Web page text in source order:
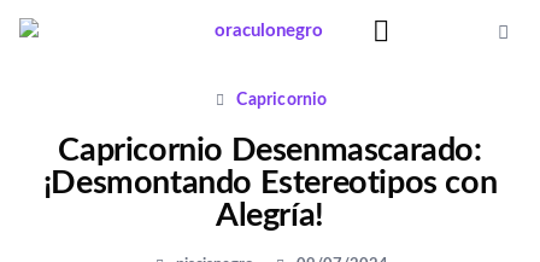
Capricornio
Capricornio Desenmascarado:
¡Desmontando Estereotipos con
Alegría!